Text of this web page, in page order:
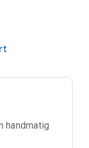
handmatig